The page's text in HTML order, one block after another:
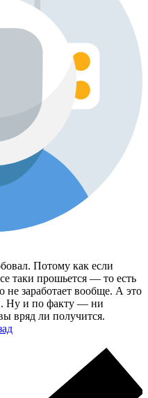
Потому как если
таки прошьется — то есть
не заработает вообще. А это
Ну и по факту — ни
вряд ли получится.